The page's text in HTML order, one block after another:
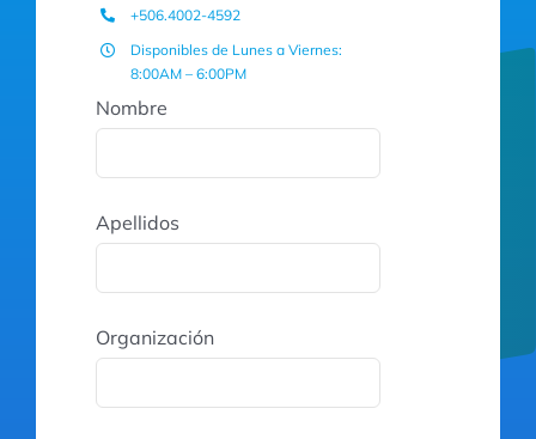
+506.4002-4592
Disponibles de Lunes a Viernes:
8:00AM – 6:00PM
Nombre
Apellidos
Organización